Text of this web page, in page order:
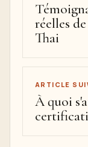
réelles
Thai
ARTICLE
À quoi